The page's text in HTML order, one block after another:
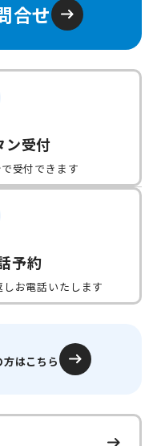
合せ
ン受付
受付できます
予約
お電話いたします
方はこちら